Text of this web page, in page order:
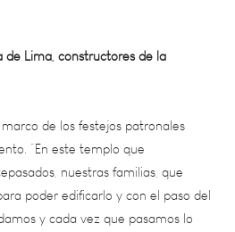
de los festejos patronales
“En este templo que
nuestras familias, que
edificarlo y con el paso del
y cada vez que pasamos lo
la misma manera vamos a